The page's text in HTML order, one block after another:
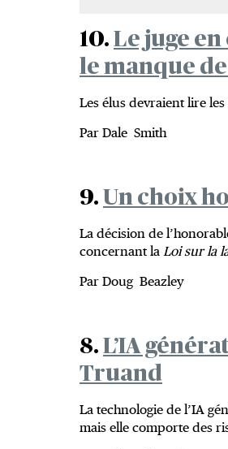
10. Le juge
le manque
Les élus devraient lire
Par Dale Smith
9. Un choix
La décision de
concernant la Loi sur la
Par Doug Beazley
8. L’IA
Truand
La technologie de l’IA
mais elle comporte des